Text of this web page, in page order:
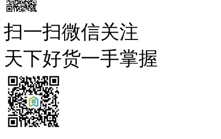
扫一扫微信关注
天下好货一手掌握